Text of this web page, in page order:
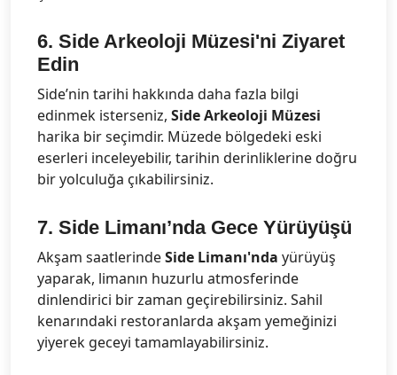
6. Side Arkeoloji Müzesi'ni Ziyaret
Edin
Side’nin tarihi hakkında daha fazla bilgi
edinmek isterseniz, Side Arkeoloji Müzesi
harika bir seçimdir. Müzede bölgedeki eski
eserleri inceleyebilir, tarihin derinliklerine doğru
bir yolculuğa çıkabilirsiniz.
7. Side Limanı’nda Gece Yürüyüşü
Akşam saatlerindeSide Limanı'nda yürüyüş
yaparak, limanın huzurlu atmosferinde
dinlendirici bir zaman geçirebilirsiniz. Sahil
kenarındaki restoranlarda akşam yemeğinizi
yiyerek geceyi tamamlayabilirsiniz.